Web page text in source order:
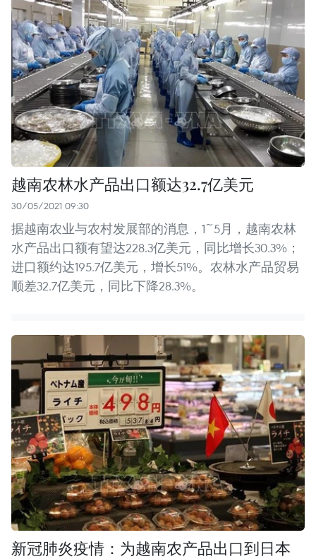
越南农林水产品出口额达32.7亿美元
30/05/2021 09:30
据越南农业与农村发展部的消息，1~5月，越南农林
水产品出口额有望达228.3亿美元，同比增长30.3%；
进口额约达195.7亿美元，增长51%。农林水产品贸易
顺差32.7亿美元，同比下降28.3%。
新冠肺炎疫情：为越南农产品出口到日本